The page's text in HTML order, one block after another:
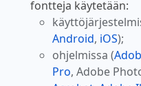
fontteja käytetään:
Android, iOS);
ohjelmissa (
Pro, Adobe